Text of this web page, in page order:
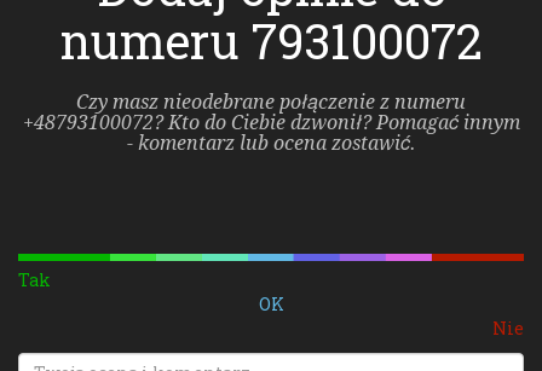
numeru 793100072
Czy masz nieodebrane połączenie z numeru
+48793100072? Kto do Ciebie dzwonił? Pomagać innym
- komentarz lub ocena zostawić.
Tak
OK
Nie